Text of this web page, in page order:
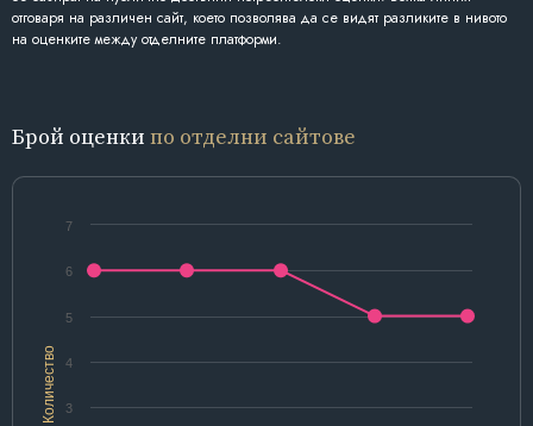
отговаря на различен сайт, което позволява да се видят разликите в нивото
на оценките между отделните платформи.
Брой оценки по отделни сайтове
Количество 3
4
5
6
7